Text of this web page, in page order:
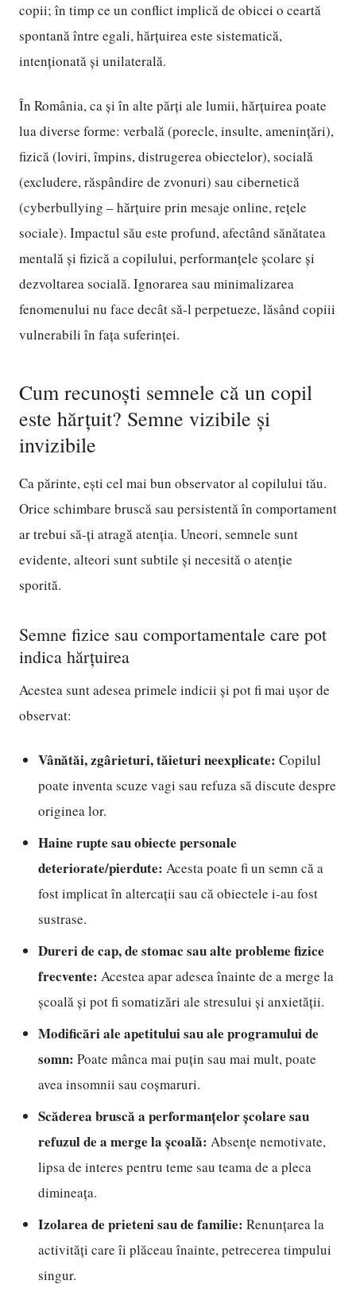
copii; în timp ce un conflict implică de obicei o ceartă
spontană între egali, hărțuirea este sistematică,
intenționată și unilaterală.
În România, ca și în alte părți ale lumii, hărțuirea poate
lua diverse forme: verbală (porecle, insulte, amenințări),
fizică (loviri, împins, distrugerea obiectelor), socială
(excludere, răspândire de zvonuri) sau cibernetică
(cyberbullying – hărțuire prin mesaje online, rețele
sociale). Impactul său este profund, afectând sănătatea
mentală și fizică a copilului, performanțele școlare și
dezvoltarea socială. Ignorarea sau minimalizarea
fenomenului nu face decât să-l perpetueze, lăsând copiii
vulnerabili în fața suferinței.
Cum recunoști semnele că un copil
este hărțuit? Semne vizibile și
invizibile
Ca părinte, ești cel mai bun observator al copilului tău.
Orice schimbare bruscă sau persistentă în comportament
ar trebui să-ți atragă atenția. Uneori, semnele sunt
evidente, alteori sunt subtile și necesită o atenție
sporită.
Semne fizice sau comportamentale care pot
indica hărțuirea
Acestea sunt adesea primele indicii și pot fi mai ușor de
observat:
Vânătăi, zgârieturi, tăieturi neexplicate: Copilul
poate inventa scuze vagi sau refuza să discute despre
originea lor.
Haine rupte sau obiecte personale
deteriorate/pierdute: Acesta poate fi un semn că a
fost implicat în altercații sau că obiectele i-au fost
sustrase.
Dureri de cap, de stomac sau alte probleme fizice
frecvente: Acestea apar adesea înainte de a merge la
școală și pot fi somatizări ale stresului și anxietății.
Modificări ale apetitului sau ale programului de
somn: Poate mânca mai puțin sau mai mult, poate
avea insomnii sau coșmaruri.
Scăderea bruscă a performanțelor școlare sau
refuzul de a merge la școală: Absențe nemotivate,
lipsa de interes pentru teme sau teama de a pleca
dimineața.
Izolarea de prieteni sau de familie: Renunțarea la
activități care îi plăceau înainte, petrecerea timpului
singur.